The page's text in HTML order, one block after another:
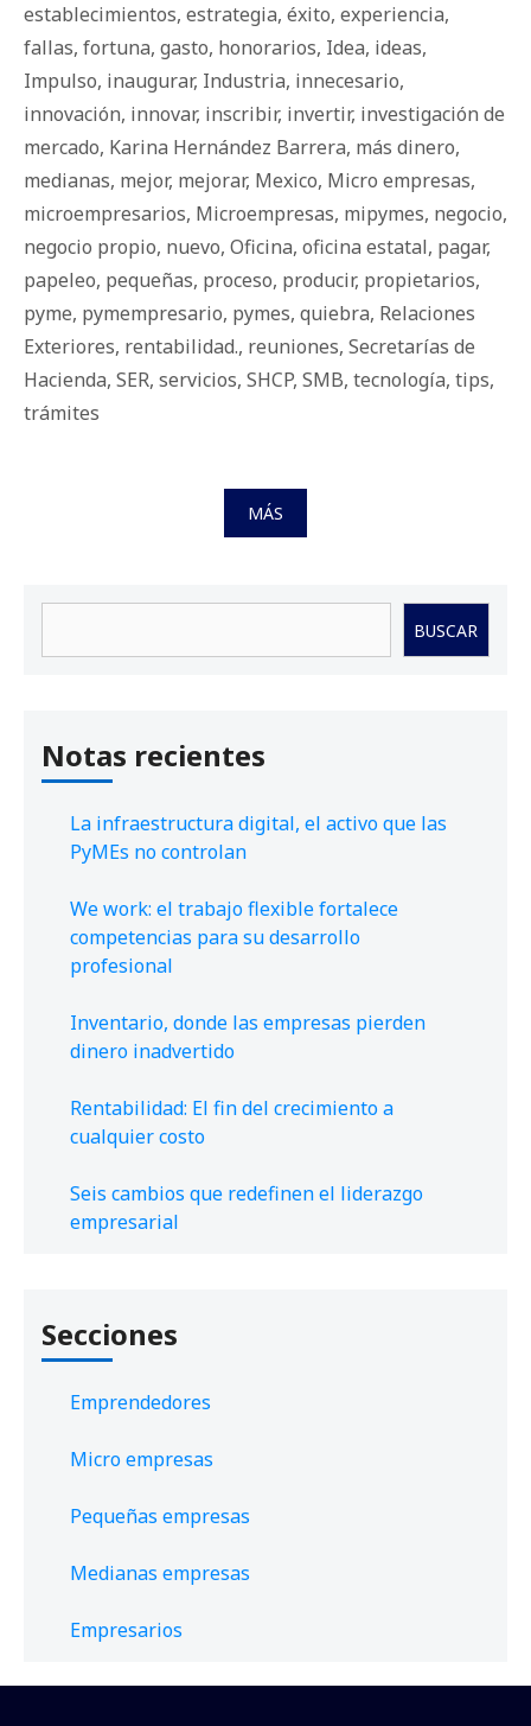
establecimientos, estrategia, éxito, experiencia,
fallas, fortuna, gasto, honorarios, Idea, ideas,
Impulso, inaugurar, Industria, innecesario,
innovación, innovar, inscribir, invertir, investigación de
mercado, Karina Hernández Barrera, más dinero,
medianas, mejor, mejorar, Mexico, Micro empresas,
microempresarios, Microempresas, mipymes, negocio,
negocio propio, nuevo, Oficina, oficina estatal, pagar,
papeleo, pequeñas, proceso, producir, propietarios,
pyme, pymempresario, pymes, quiebra, Relaciones
Exteriores, rentabilidad., reuniones, Secretarías de
Hacienda, SER, servicios, SHCP, SMB, tecnología, tips,
trámites
MÁS
BUSCAR
Notas recientes
La infraestructura digital, el activo que las
PyMEs no controlan
We work: el trabajo flexible fortalece
competencias para su desarrollo
profesional
Inventario, donde las empresas pierden
dinero inadvertido
Rentabilidad: El fin del crecimiento a
cualquier costo
Seis cambios que redefinen el liderazgo
empresarial
Secciones
Emprendedores
Micro empresas
Pequeñas empresas
Medianas empresas
Empresarios